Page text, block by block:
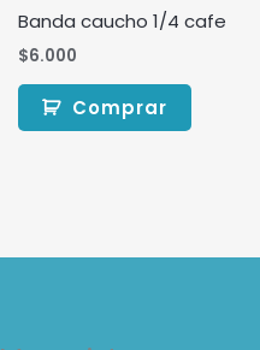
Banda caucho 1/4 cafe
$6.000
Comprar